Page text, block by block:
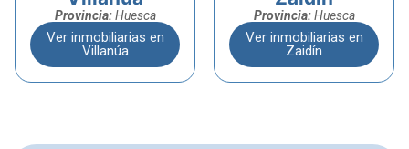
Provincia:Huesca
Ver inmobiliarias en
Villanúa
Provincia:Huesca
Ver inmobiliarias en
Zaidín